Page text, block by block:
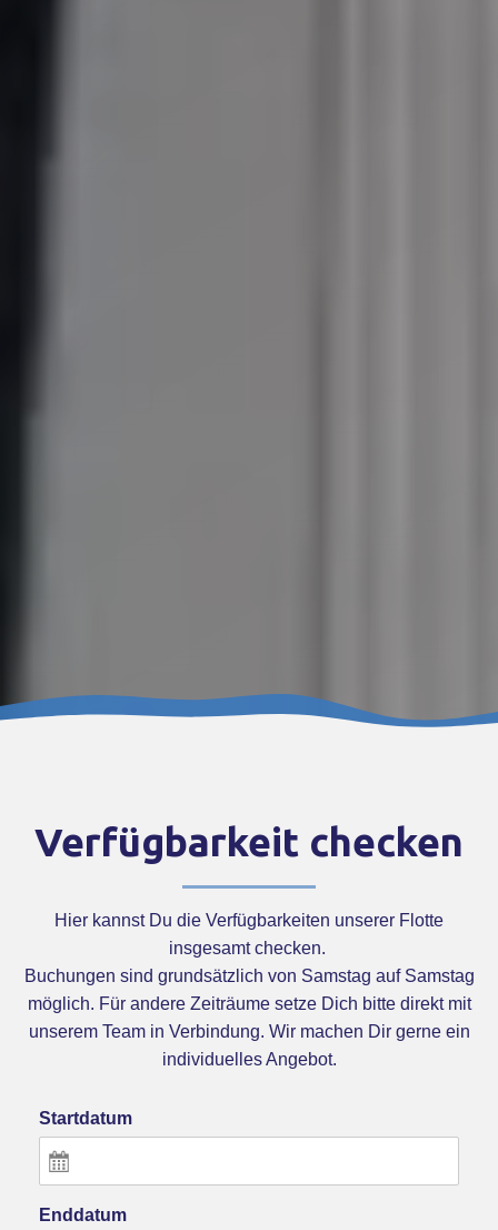
Verfügbarkeit checken
Hier kannst Du die Verfügbarkeiten unserer Flotte
insgesamt checken.
Buchungen sind grundsätzlich von Samstag auf Samstag
möglich. Für andere Zeiträume setze Dich bitte direkt mit
unserem Team in Verbindung. Wir machen Dir gerne ein
individuelles Angebot.
Startdatum
Enddatum